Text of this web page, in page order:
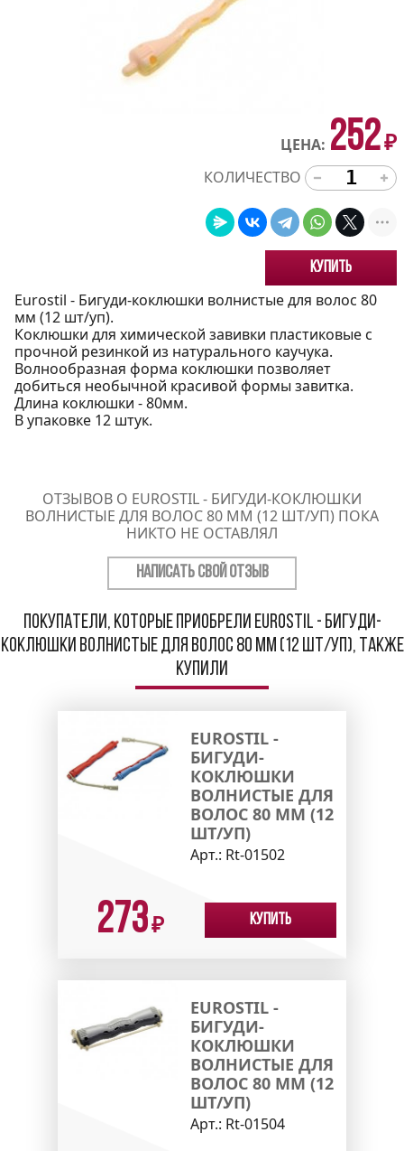
ЦЕНА: 252₽
КОЛИЧЕСТВО
Купить
Eurostil - Бигуди-коклюшки волнистые для волос 80
мм (12 шт/уп).
Коклюшки для химической завивки пластиковые с
прочной резинкой из натурального каучука.
Волнообразная форма коклюшки позволяет
добиться необычной красивой формы завитка.
Длина коклюшки - 80мм.
В упаковке 12 штук.
ОТЗЫВОВ О EUROSTIL - БИГУДИ-КОКЛЮШКИ
ВОЛНИСТЫЕ ДЛЯ ВОЛОС 80 ММ (12 ШТ/УП) ПОКА
НИКТО НЕ ОСТАВЛЯЛ
НАПИСАТЬ СВОЙ ОТЗЫВ
Покупатели, которые приобрели Eurostil - Бигуди-
коклюшки волнистые для волос 80 мм (12 шт/уп), также
купили
EUROSTIL -
БИГУДИ-
КОКЛЮШКИ
ВОЛНИСТЫЕ ДЛЯ
ВОЛОС 80 ММ (12
ШТ/УП)
Арт.: Rt-01502
273₽ Купить
EUROSTIL -
БИГУДИ-
КОКЛЮШКИ
ВОЛНИСТЫЕ ДЛЯ
ВОЛОС 80 ММ (12
ШТ/УП)
Арт.: Rt-01504